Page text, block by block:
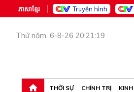
ភាសាខ្មែរ Truyền hình
Thứ năm, 6-8-26 20:21:19
THỜI SỰ CHÍNH TRỊ